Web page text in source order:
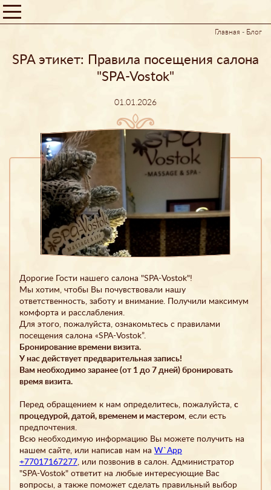
Главная - Блог
SPA этикет: Правила посещения салона
"SPA-Vostok"
01.01.2026
Дорогие Гости нашего салона "SPA-Vostok"!
Мы хотим, чтобы Вы почувствовали нашу
ответственность, заботу и внимание. Получили максимум
комфорта и расслабления.
Для этого, пожалуйста, ознакомьтесь с правилами
посещения салона «SPA-Vostok”.
Бронирование времени визита.
У нас действует предварительная запись!
Вам необходимо заранее (от 1 до 7 дней) бронировать
время визита.
Перед обращением к нам определитесь, пожалуйста, с
процедурой, датой, временем и мастером , если есть
предпочтения.
Всю необходимую информацию Вы можете получить на
нашем сайте, или написав нам на W`App
+77017167277 , или позвонив в салон. Администратор
"SPA-Vostok" ответит на любые интересующие Вас
вопросы, а также поможет сделать правильный выбор